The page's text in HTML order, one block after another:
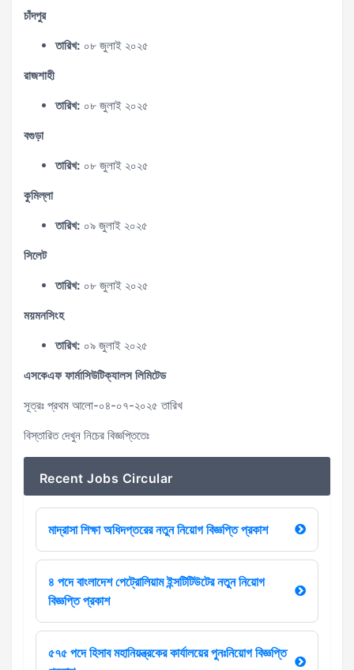
চাঁদপুর
তারিখ: ০৮ জুলাই ২০২৫
রাজশাহী
তারিখ: ০৮ জুলাই ২০২৫
বগুড়া
তারিখ: ০৮ জুলাই ২০২৫
কুমিল্লা
তারিখ: ০৯ জুলাই ২০২৫
সিলেট
তারিখ: ০৮ জুলাই ২০২৫
ময়মনসিংহ
তারিখ: ০৯ জুলাই ২০২৫
এসকেএফ ফার্মাসিউটিক্যালস লিমিটেড
সূত্রঃ প্রথম আলো-০৪-০৭-২০২৫ তারিখ
বিস্তারিত দেখুন নিচের বিজ্ঞপ্তিতেঃ
Recent Jobs Circular
মাদ্রাসা শিক্ষা অধিদপ্তরের নতুন নিয়োগ বিজ্ঞপ্তি প্রকাশ
৪ পদে বাংলাদেশ পেট্রোলিয়াম ইন্সটিটিউটের নতুন নিয়োগ
বিজ্ঞপ্তি প্রকাশ
৫৭৫ পদে হিসাব মহানিয়ন্ত্রকের কার্যালয়ের পুনঃনিয়োগ বিজ্ঞপ্তি